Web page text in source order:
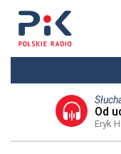
Od
Eryk